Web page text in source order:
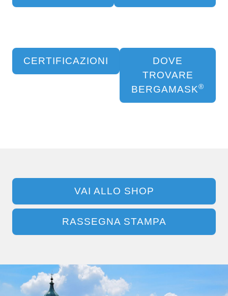
CERTIFICAZIONI
DOVE
TROVARE
BERGAMASK®
VAI ALLO SHOP
RASSEGNA STAMPA